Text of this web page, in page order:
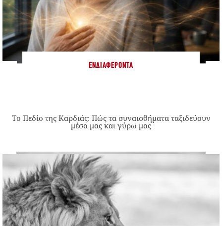
ΕΝΔΙΑΦΈΡΟΝΤΑ
Το Πεδίο της Καρδιάς: Πώς τα συναισθήματα ταξιδεύουν
μέσα μας και γύρω μας